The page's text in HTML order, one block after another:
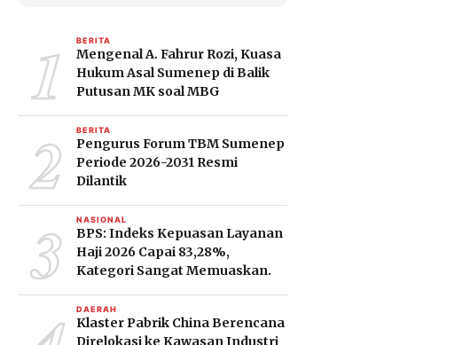
1 BERITA
Mengenal A. Fahrur Rozi, Kuasa
Hukum Asal Sumenep di Balik
Putusan MK soal MBG
2 BERITA
Pengurus Forum TBM Sumenep
Periode 2026-2031 Resmi
Dilantik
3 NASIONAL
BPS: Indeks Kepuasan Layanan
Haji 2026 Capai 83,28%,
Kategori Sangat Memuaskan.
DAERAH
Klaster Pabrik China Berencana
Direlokasi ke Kawasan Industri